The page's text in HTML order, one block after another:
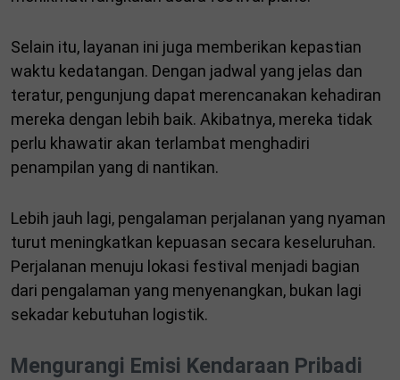
Selain itu, layanan ini juga memberikan kepastian
waktu kedatangan. Dengan jadwal yang jelas dan
teratur, pengunjung dapat merencanakan kehadiran
mereka dengan lebih baik. Akibatnya, mereka tidak
perlu khawatir akan terlambat menghadiri
penampilan yang di nantikan.
Lebih jauh lagi, pengalaman perjalanan yang nyaman
turut meningkatkan kepuasan secara keseluruhan.
Perjalanan menuju lokasi festival menjadi bagian
dari pengalaman yang menyenangkan, bukan lagi
sekadar kebutuhan logistik.
Mengurangi Emisi Kendaraan Pribadi